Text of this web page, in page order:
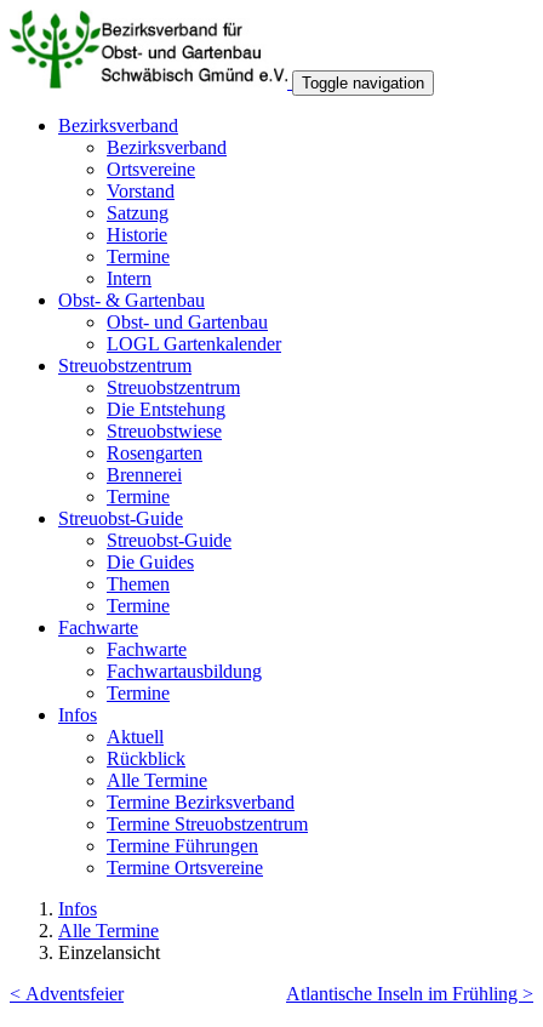
Toggle navigation
Bezirksverband
Bezirksverband
Ortsvereine
Vorstand
Satzung
Historie
Termine
Intern
Obst- & Gartenbau
Obst- und Gartenbau
LOGL Gartenkalender
Streuobstzentrum
Streuobstzentrum
Die Entstehung
Streuobstwiese
Rosengarten
Brennerei
Termine
Streuobst-Guide
Streuobst-Guide
Die Guides
Themen
Termine
Fachwarte
Fachwarte
Fachwartausbildung
Termine
Infos
Aktuell
Rückblick
Alle Termine
Termine Bezirksverband
Termine Streuobstzentrum
Termine Führungen
Termine Ortsvereine
Infos
Alle Termine
Einzelansicht
Atlantische Inseln im Frühling >
< Adventsfeier